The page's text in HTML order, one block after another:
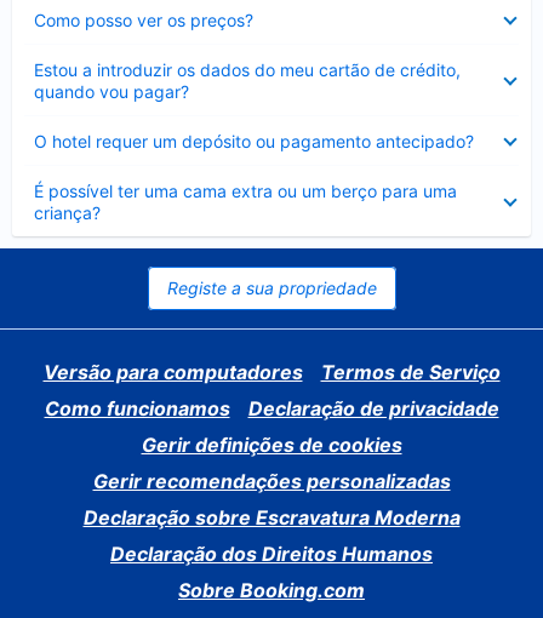
Como posso ver os preços?
fechado
Estou a introduzir os dados do meu cartão de crédito,
quando vou pagar?
fechado
O hotel requer um depósito ou pagamento antecipado?
fechado
É possível ter uma cama extra ou um berço para uma
criança?
Elemento
fechado
Registe a sua propriedade
Versão para computadores
Termos de Serviço
Como funcionamos
Declaração de privacidade
Gerir definições de cookies
Gerir recomendações personalizadas
Declaração sobre Escravatura Moderna
Declaração dos Direitos Humanos
Sobre Booking.com